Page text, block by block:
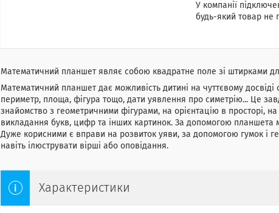
У компанії
будь-який товар не
Математичний планшет являє собою квадратне поле зі штирками
Математичний планшет дає можливість дитині на чуттєвому досвіді
периметр, площа, фігура тощо, дати уявлення про симетрію... Це
знайомство з геометричними фігурами, на орієнтацію в просторі,
викладання букв, цифр та інших картинок. За допомогою планшета
Дуже корисними є вправи на розвиток уяви, за допомогою гумок і
навіть ілюструвати вірші або оповідання.
Характеристики